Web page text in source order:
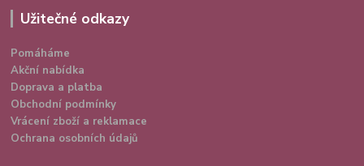
Užitečné odkazy
Pomáháme
Akční nabídka
Doprava a platba
Obchodní podmínky
Vrácení zboží a reklamace
Ochrana osobních údajů